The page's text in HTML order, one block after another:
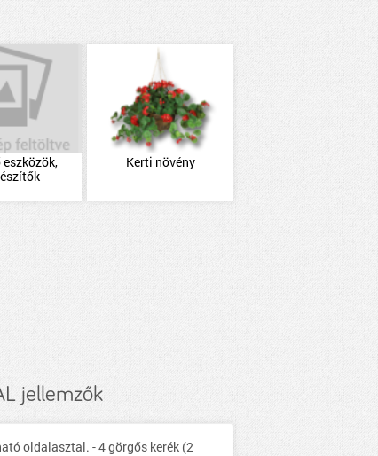
Kerti növény
jellemzők
oldalasztal. - 4 görgős kerék (2